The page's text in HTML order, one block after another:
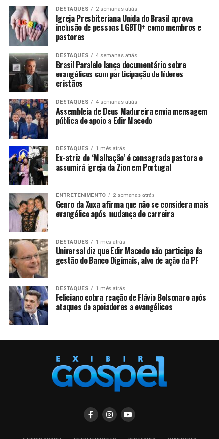
DESTAQUES 2 semanas atrás
Igreja Presbiteriana Unida do Brasil aprova
inclusão de pessoas LGBTQ+ como membros e
pastores
DESTAQUES 4 semanas atrás
Brasil Paralelo lança documentário sobre
evangélicos com participação de líderes
cristãos
DESTAQUES 4 semanas atrás
Assembleia de Deus Madureira envia mensagem
pública de apoio a Edir Macedo
DESTAQUES 1 mês atrás
Ex-atriz de ‘Malhação’ é consagrada pastora e
assumirá igreja da Zion em Portugal
ENTRETENIMENTO 2 semanas atrás
Genro da Xuxa afirma que não se considera mais
evangélico após mudança de carreira
DESTAQUES 1 mês atrás
Universal diz que Edir Macedo não participa da
gestão do Banco Digimais, alvo de ação da PF
DESTAQUES 1 mês atrás
Feliciano cobra reação de Flávio Bolsonaro após
ataques de apoiadores a evangélicos